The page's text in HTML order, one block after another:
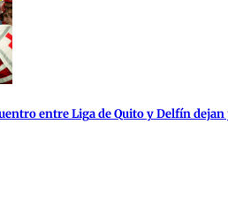
entre Liga de Quito y Delfín